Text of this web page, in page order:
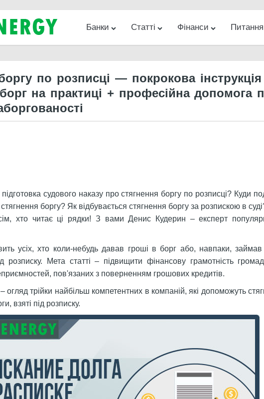
Банки
Банкомати на карті Відділення на карті
Статті
Новини Банки Кредити Бізнес
Фінанси
Бізнес Гроші Інвестиції Інтернет
Питання
по розписці — покрокова
на практиці + професійна допомога
судового наказу про стягнення боргу по розписці? Куди
боргу? Як відбувається стягнення боргу за розпискою в
хто читає ці рядки! З вами Денис Кудерин – експерт
усіх, хто коли-небудь давав гроші в борг або, навпаки, займав
розписку. Мета статті – підвищити фінансову грамотність
пов'язаних з поверненням грошових кредитів.
огляд трійки найбільш компетентних в компаній, які допоможуть
взяті під розписку.